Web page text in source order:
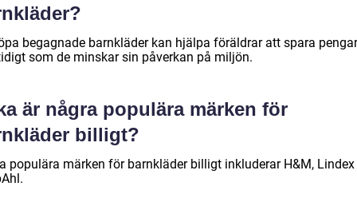
begagnade barnkläder kan hjälpa föräldrar att spara pengar
som de minskar sin påverkan på miljön.
är några populära märken för
billigt?
populära märken för barnkläder billigt inkluderar H&M,